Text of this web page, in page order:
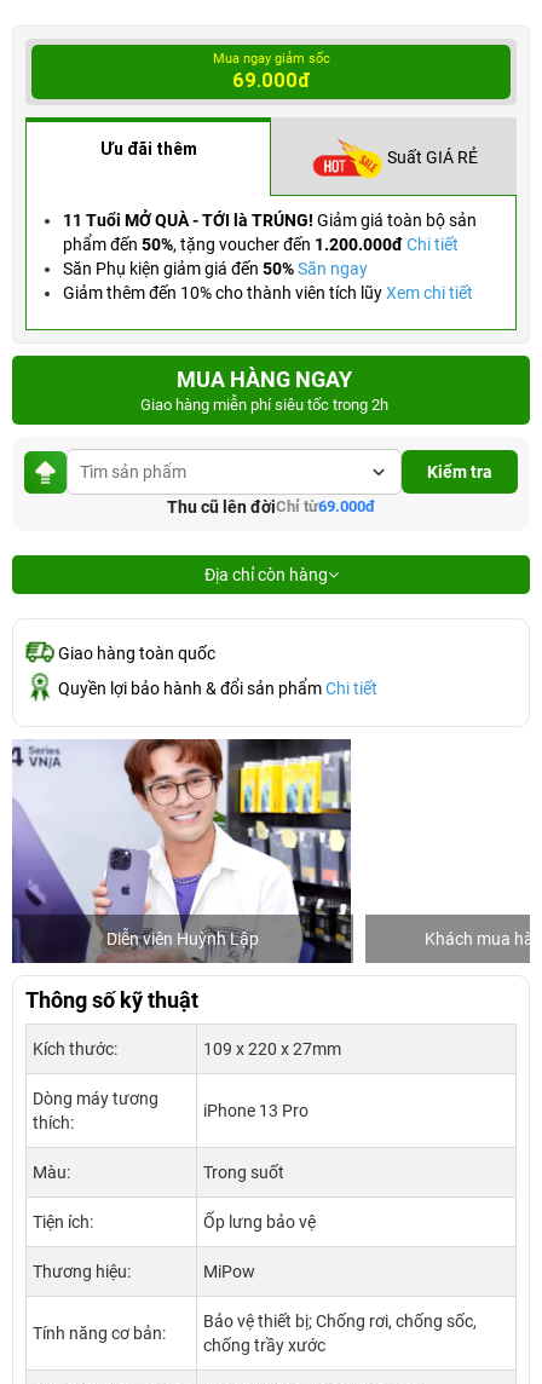
Mua ngay giảm sốc
69.000đ
Ưu đãi thêm Suất GIÁ RẺ
11 Tuổi MỞ QUÀ - TỚI là TRÚNG! Giảm giá toàn bộ sản
phẩm đến 50%, tặng voucher đến 1.200.000đChi tiết
Săn Phụ kiện giảm giá đến 50%Săn ngay
Giảm thêm đến 10% cho thành viên tích lũyXem chi tiết
MUA HÀNG NGAY
Giao hàng miễn phí siêu tốc trong 2h
Kiểm tra
Thu cũ lên đờiChỉ từ69.000đ
Địa chỉ còn hàng
Giao hàng toàn quốc
Quyền lợi bảo hành & đổi sản phẩmChi tiết
Diễn viên Huỳnh Lập Khách mua
Thông số kỹ thuật
Kích thước: 109 x 220 x 27mm
Dòng máy tương
thích:
iPhone 13 Pro
Màu: Trong suốt
Tiện ích: Ốp lưng bảo vệ
Thương hiệu: MiPow
Tính năng cơ bản:
Bảo vệ thiết bị; Chống rơi, chống sốc,
chống trầy xước